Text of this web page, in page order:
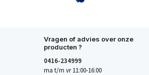
Vragen of advies over onze
producten ?
0416-234999
ma t/m vr 11:00-16:00